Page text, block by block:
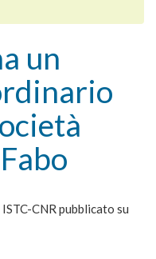
un
CNR pubblicato su